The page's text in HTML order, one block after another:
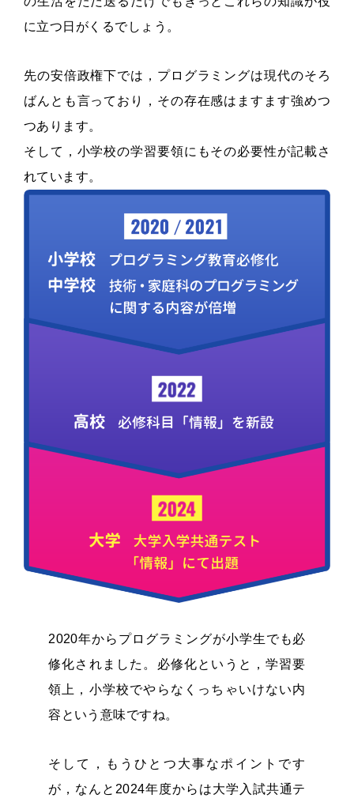
に立つ日がくるでしょう。
先の安倍政権下では，プログラミングは現代のそろ
ばんとも言っており，その存在感はますます強めつ
つあります。
そして，小学校の学習要領にもその必要性が記載さ
れています。
2020年からプログラミングが小学生でも必
修化されました。必修化というと，学習要
領上，小学校でやらなくっちゃいけない内
容という意味ですね。
そして，もうひとつ大事なポイントです
が，なんと2024年度からは大学入試共通テ